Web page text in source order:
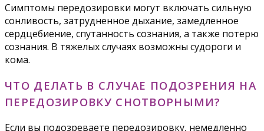
Симптомы передозировки могут включать сильную
сонливость, затрудненное дыхание, замедленное
сердцебиение, спутанность сознания, а также потерю
сознания. В тяжелых случаях возможны судороги и
кома.
ЧТО ДЕЛАТЬ В СЛУЧАЕ ПОДОЗРЕНИЯ НА
ПЕРЕДОЗИРОВКУ СНОТВОРНЫМИ?
Если вы подозреваете передозировку, немедленно